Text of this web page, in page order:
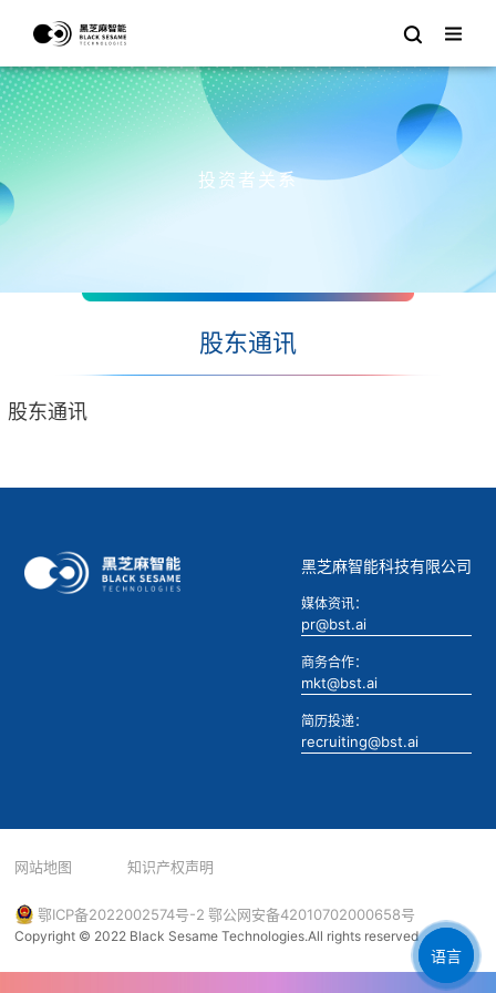
投资者关系
股东通讯
股东通讯
黑芝麻智能科技有限公司
媒体资讯：
pr@bst.ai
商务合作：
mkt@bst.ai
简历投递：
recruiting@bst.ai
网站地图 知识产权声明
鄂ICP备2022002574号-2 鄂公网安备42010702000658号
Copyright © 2022 Black Sesame Technologies.All rights reserved
语言
EN
繁
简